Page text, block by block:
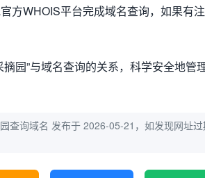
方WHOIS平台完成域名查询，如果有
园”与域名查询的关系，科学安全地管
查询域名 发布于 2026-05-21，如发现网址